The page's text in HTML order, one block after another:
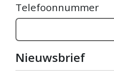
Telefoonnummer
Nieuwsbrief